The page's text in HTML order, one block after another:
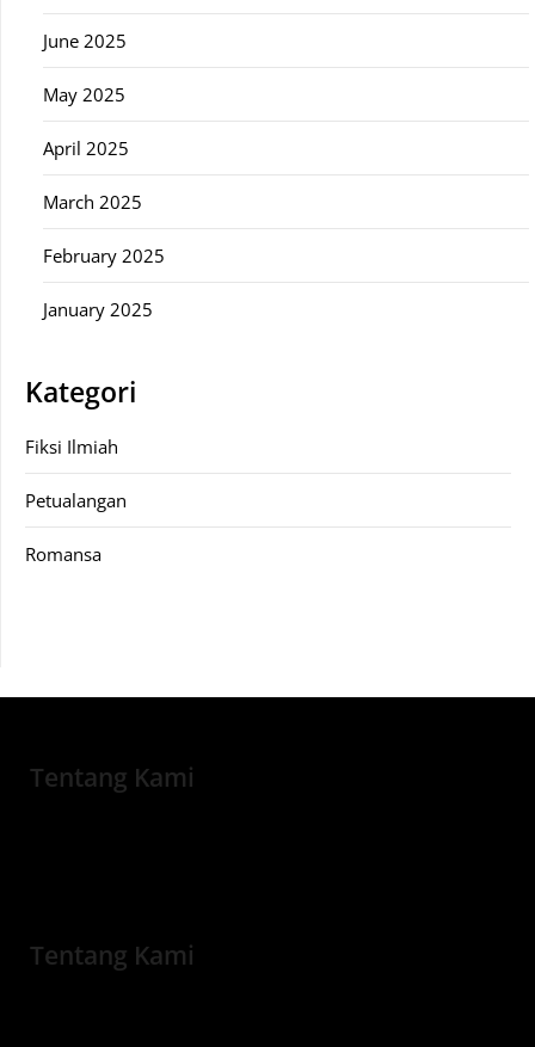
June 2025
May 2025
April 2025
March 2025
February 2025
January 2025
Kategori
Fiksi Ilmiah
Petualangan
Romansa
Tentang Kami
Tentang Kami